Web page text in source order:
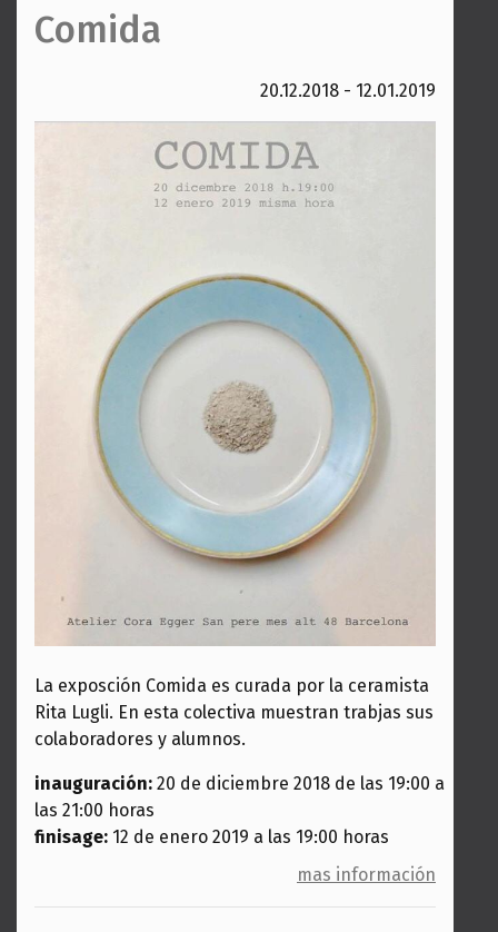
Comida
20.12.2018 - 12.01.2019
La exposción Comida es curada por la ceramista
Rita Lugli. En esta colectiva muestran trabjas sus
colaboradores y alumnos.
inauguración: 20 de diciembre 2018 de las 19:00 a
las 21:00 horas
finisage: 12 de enero 2019 a las 19:00 horas
mas información